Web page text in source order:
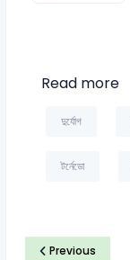
Read more
দুর্যোগ
টর্নেডো
Previous